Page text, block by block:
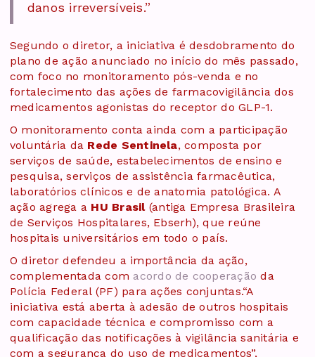
danos irreversíveis.”
Segundo o diretor, a iniciativa é desdobramento do
plano de ação anunciado no início do mês passado,
com foco no monitoramento pós-venda e no
fortalecimento das ações de farmacovigilância dos
medicamentos agonistas do receptor do GLP-1.
O monitoramento conta ainda com a participação
voluntária da Rede Sentinela, composta por
serviços de saúde, estabelecimentos de ensino e
pesquisa, serviços de assistência farmacêutica,
laboratórios clínicos e de anatomia patológica. A
ação agrega a HU Brasil(antiga Empresa Brasileira
de Serviços Hospitalares, Ebserh), que reúne
hospitais universitários em todo o país.
O diretor defendeu a importância da ação,
complementada com acordo de cooperação da
Polícia Federal (PF) para ações conjuntas.“A
iniciativa está aberta à adesão de outros hospitais
com capacidade técnica e compromisso com a
qualificação das notificações à vigilância sanitária e
com a segurança do uso de medicamentos”,